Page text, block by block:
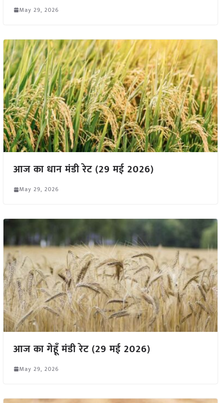
May 29, 2026
आज का धान मंडी रेट (29 मई 2026)
May 29, 2026
आज का गेहूँ मंडी रेट (29 मई 2026)
May 29, 2026